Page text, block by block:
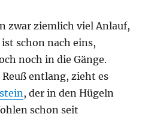
zwar ziemlich viel Anlauf,
schon nach eins,
noch in die Gänge.
entlang, zieht es
, der in den Hügeln
schon seit